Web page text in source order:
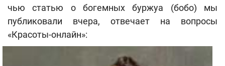
чью статью о богемных буржуа (бобо) мы
публиковали вчера, отвечает на вопросы
«Красоты-онлайн»: